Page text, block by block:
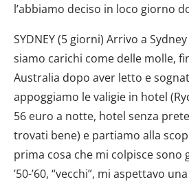
l’abbiamo deciso in loco giorno
SYDNEY (5 giorni) Arrivo a
siamo carichi come delle molle,
Australia dopo aver letto e
appoggiamo le valigie in hotel
56 euro a notte, hotel senza
trovati bene) e partiamo alla
prima cosa che mi colpisce sono
’50-’60, “vecchi”, mi aspettavo